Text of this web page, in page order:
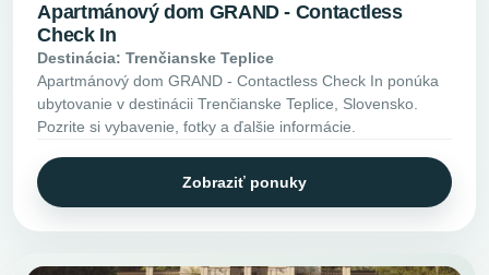
Apartmánový dom GRAND - Contactless
Check In
Destinácia: Trenčianske Teplice
Apartmánový dom GRAND - Contactless Check In ponúka
ubytovanie v destinácii Trenčianske Teplice, Slovensko.
Pozrite si vybavenie, fotky a ďalšie informácie.
Zobraziť ponuky